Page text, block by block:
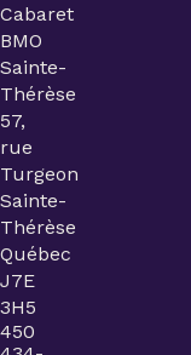
Cabaret
BMO
Sainte-
Thérèse
57,
rue
Turgeon
Sainte-
Thérèse
Québec
J7E
3H5
450